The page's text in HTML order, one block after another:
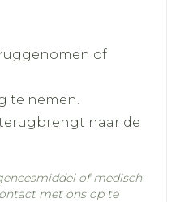
of
te nemen.
naar de
of medisch
met ons op te